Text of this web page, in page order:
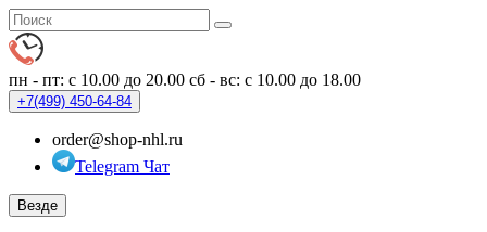
пн - пт: с 10.00 до 20.00 сб - вс: с 10.00 до 18.00
+7(499) 450-64-84
order@shop-nhl.ru
Telegram Чат
Везде